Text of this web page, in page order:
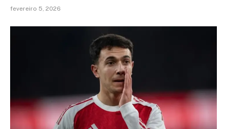
fevereiro 5, 2026